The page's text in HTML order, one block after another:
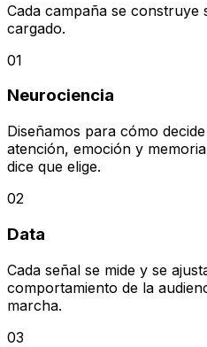
Cada campaña se construye
cargado.
01
Neurociencia
Diseñamos para cómo
atención, emoción y
dice que elige.
02
Data
Cada señal se mide y se
comportamiento de la
marcha.
03